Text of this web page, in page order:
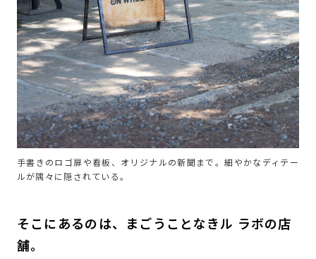
手書きのロゴ扉や看板、オリジナルの新聞まで。細やかなディテー
ルが隅々に隠されている。
そこにあるのは、まごうことなきル ラボの店
舗。